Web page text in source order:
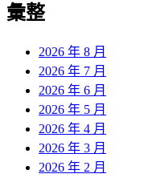
彙整
2026 年 8 月
2026 年 7 月
2026 年 6 月
2026 年 5 月
2026 年 4 月
2026 年 3 月
2026 年 2 月